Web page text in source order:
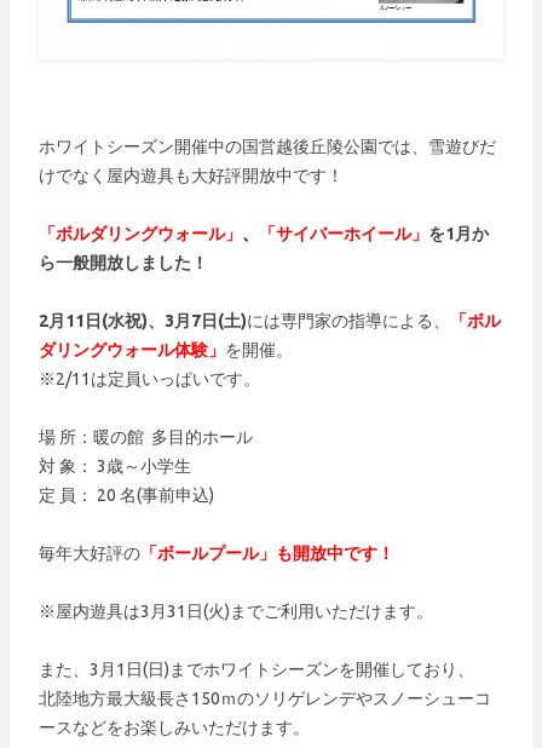
ホワイトシーズン開催中の国営越後丘陵公園では、雪遊びだ
けでなく屋内遊具も大好評開放中です！
「ボルダリングウォール」 、 「サイバーホイール」 を1月か
ら一般開放しました！
2月11日(水祝)、3月7日(土)には専門家の指導による、
「ボル
ダリングウォール体験」 を開催。
※2/11は定員いっぱいです。
場 所：暖の館 多目的ホール
対 象： 3歳～小学生
定 員： 20 名(事前申込)
毎年大好評の 「ボールプール」も開放中です！
※屋内遊具は3月31日(火)までご利用いただけます。
また、3月1日(日)までホワイトシーズンを開催しており、
北陸地方最大級長さ150ｍのソリゲレンデやスノーシューコ
ースなどをお楽しみいただけます。